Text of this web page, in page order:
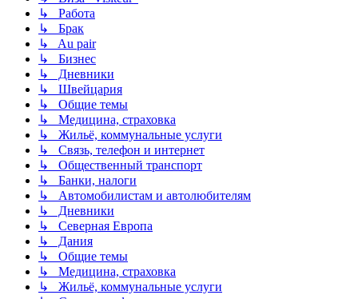
↳ Работа
↳ Брак
↳ Au pair
↳ Бизнес
↳ Дневники
↳ Швейцария
↳ Общие темы
↳ Медицина, страховка
↳ Жильё, коммунальные услуги
↳ Связь, телефон и интернет
↳ Общественный транспорт
↳ Банки, налоги
↳ Автомобилистам и автолюбителям
↳ Дневники
↳ Северная Европа
↳ Дания
↳ Общие темы
↳ Медицина, страховка
↳ Жильё, коммунальные услуги